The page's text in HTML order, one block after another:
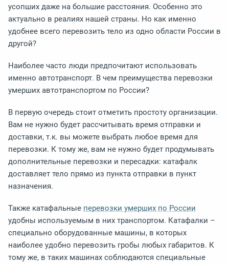
усопших даже на большие расстояния. Особенно это
актуально в реалиях нашей страны. Но как именно
удобнее всего перевозить тело из одно области России в
другой?
Наиболее часто люди предпочитают использовать
именно автотранспорт. В чем преимущества перевозки
умерших автотранспортом по России?
В первую очередь стоит отметить простоту организации.
Вам не нужно будет рассчитывать время отправки и
доставки, т.к. вы можете выбрать любое время для
перевозки. К тому же, вам не нужно будет продумывать
дополнительные перевозки и пересадки: катафалк
доставляет тело прямо из пункта отправки в пункт
назначения.
Также катафальные перевозки умерших по России
удобны используемым в них транспортом. Катафалки –
специально оборудованные машины, в которых
наиболее удобно перевозить гробы любых габаритов. К
тому же, в таких машинах соблюдаются специальные